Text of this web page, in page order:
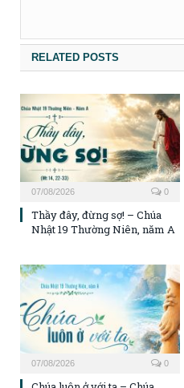
RELATED POSTS
07/08/2026 0
Thầy đây, đừng sợ! – Chúa
Nhật 19 Thường Niên, năm A
07/08/2026 0